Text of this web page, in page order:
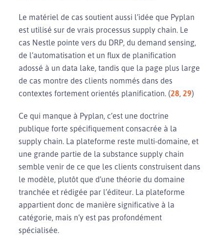
Le matériel de cas soutient aussi l’idée que Pyplan
est utilisé sur de vrais processus supply chain. Le
cas Nestle pointe vers du DRP, du demand sensing,
de l’automatisation et un flux de planification
adossé à un data lake, tandis que la page plus large
de cas montre des clients nommés dans des
contextes fortement orientés planification. (28, 29)
Ce qui manque à Pyplan, c’est une doctrine
publique forte spécifiquement consacrée à la
supply chain. La plateforme reste multi-domaine, et
une grande partie de la substance supply chain
semble venir de ce que les clients construisent dans
le modèle, plutôt que d’une théorie du domaine
tranchée et rédigée par l’éditeur. La plateforme
appartient donc de manière significative à la
catégorie, mais n’y est pas profondément
spécialisée.